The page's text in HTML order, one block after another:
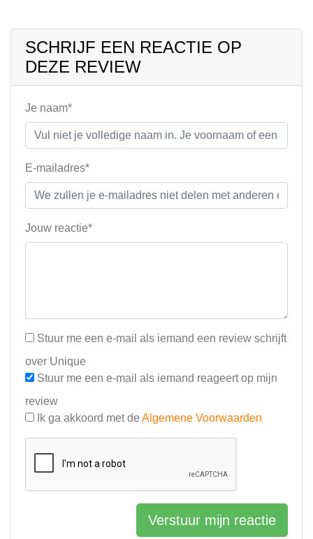
SCHRIJF EEN REACTIE OP
DEZE REVIEW
Je naam*
E-mailadres*
Jouw reactie*
Stuur me een e-mail als iemand een review schrijft
over Unique
Stuur me een e-mail als iemand reageert op mijn
review
Ik ga akkoord met de Algemene Voorwaarden
Verstuur mijn reactie